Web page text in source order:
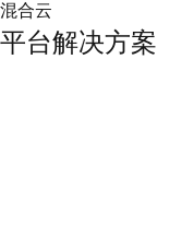
混合云
平台解决方案